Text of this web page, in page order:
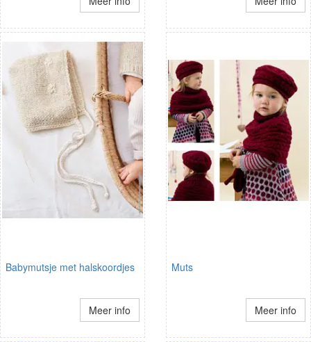
Babymutsje met halskoordjes
Meer info
Muts
Meer info